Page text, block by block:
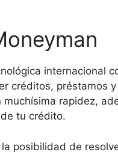
internacional
créditos, préstamos
rapidez,
tu crédito.
posibilidad de